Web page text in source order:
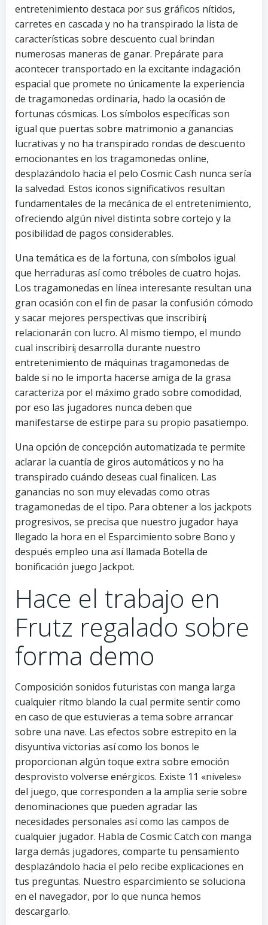
entretenimiento destaca por sus gráficos nítidos,
carretes en cascada y no ha transpirado la lista de
características sobre descuento cual brindan
numerosas maneras de ganar. Prepárate para
acontecer transportado en la excitante indagación
espacial que promete no únicamente la experiencia
de tragamonedas ordinaria, hado la ocasión de
fortunas cósmicas. Los símbolos específicas son
igual que puertas sobre matrimonio a ganancias
lucrativas y no ha transpirado rondas de descuento
emocionantes en los tragamonedas online,
desplazándolo hacia el pelo Cosmic Cash nunca serí­a
la salvedad. Estos iconos significativos resultan
fundamentales de la mecánica de el entretenimiento,
ofreciendo algún nivel distinta sobre cortejo y la
posibilidad de pagos considerables.
Una temática es de la fortuna, con símbolos igual
que herraduras así­ como tréboles de cuatro hojas.
Los tragamonedas en línea interesante resultan una
gran ocasión con el fin de pasar la confusión cómodo
y sacar mejores perspectivas que inscribirí¡
relacionarán con lucro. Al mismo tiempo, el mundo
cual inscribirí¡ desarrolla durante nuestro
entretenimiento de máquinas tragamonedas de
balde si no le importa hacerse amiga de la grasa
caracteriza por el máximo grado sobre comodidad,
por eso las jugadores nunca deben que
manifestarse de estirpe para su propio pasatiempo.
Una opción de concepción automatizada te permite
aclarar la cuantía de giros automáticos y no ha
transpirado cuándo deseas cual finalicen. Las
ganancias no son muy elevadas como otras
tragamonedas de el tipo. Para obtener a los jackpots
progresivos, se precisa que nuestro jugador haya
llegado la hora en el Esparcimiento sobre Bono y
después empleo una así llamada Botella de
bonificación juego Jackpot.
Hace el trabajo en
Frutz regalado sobre
forma demo
Composición sonidos futuristas con manga larga
cualquier ritmo blando la cual permite sentir como
en caso de que estuvieras a tema sobre arrancar
sobre una nave. Las efectos sobre estrepito en la
disyuntiva victorias así­ como los bonos le
proporcionan algún toque extra sobre emoción
desprovisto volverse enérgicos. Existe 11 «niveles»
del juego, que corresponden a la amplia serie sobre
denominaciones que pueden agradar las
necesidades personales así­ como las campos de
cualquier jugador. Habla de Cosmic Catch con manga
larga demás jugadores, comparte tu pensamiento
desplazándolo hacia el pelo recibe explicaciones en
tus preguntas. Nuestro esparcimiento se soluciona
en el navegador, por lo que nunca hemos
descargarlo.